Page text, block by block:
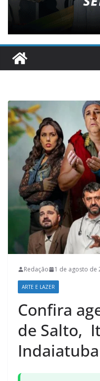
Redação 1 de agosto de
ARTE E LAZER
Confira
de Salto,
Indaiatuba